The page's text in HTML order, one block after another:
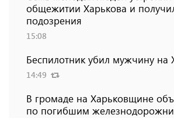
общежитии Харькова и
подозрения
15:08
Беспилотник убил мужчину на
14:49
В громаде на Харьковщине
по погибшим